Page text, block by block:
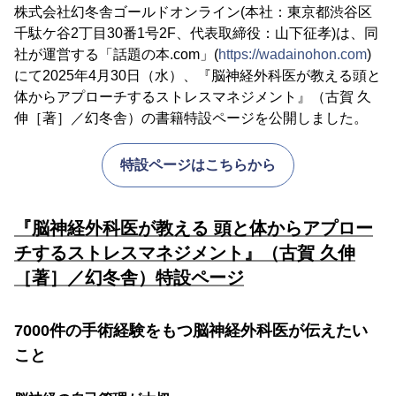
株式会社幻冬舎ゴールドオンライン(本社：東京都渋谷区
千駄ケ谷2丁目30番1号2F、代表取締役：山下征孝)は、同
社が運営する「話題の本.com」(https://wadainohon.com)
にて2025年4月30日（水）、『脳神経外科医が教える頭と
体からアプローチするストレスマネジメント』（古賀 久
伸［著］／幻冬舎）の書籍特設ページを公開しました。
特設ページはこちらから
『脳神経外科医が教える 頭と体からアプロー
チするストレスマネジメント』（古賀 久伸
［著］／幻冬舎）特設ページ
7000件の手術経験をもつ脳神経外科医が伝えたい
こと